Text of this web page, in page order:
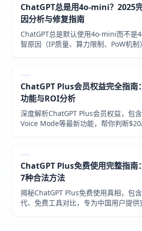
ChatGPT总是用4o-mini？2025
因分析与修复指南
ChatGPT总是默认使用4o-mini而不是
智原因（IP质量、算力限制、PoW机制
ChatGPT Plus会员权益完全指南
功能与ROI分析
深度解析ChatGPT Plus会员权益，包含
Voice Mode等最新功能，帮你判断
ChatGPT Plus免费使用完整指南
7种合法方法
揭秘ChatGPT Plus免费使用真相，包
代、免费工具对比，专为中国用户提供